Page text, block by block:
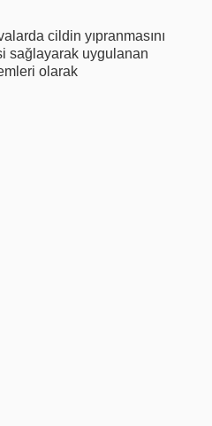
cildin yıpranmasını
sağlayarak uygulanan
olarak